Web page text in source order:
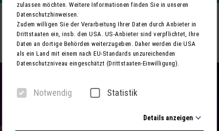
Riverboat in Leipzig - MDR-Talkshow, Studioführung & Asisi-
Panometer ANTARKTIS
zulassen möchten. Weitere Informationen finden Sie in unseren
Datenschutzhinweisen.
Zudem willigen Sie der Verarbeitung Ihrer Daten durch Anbieter in
Drittstaaten ein, insb. den USA. US-Anbieter sind verpflichtet, Ihre
Daten an dortige Behörden weiterzugeben. Daher werden die USA
als ein Land mit einem nach EU-Standards unzureichenden
Datenschutzniveau eingeschätzt (Drittstaaten-Einwilligung).
Notwendig Statistik
Details anzeigen